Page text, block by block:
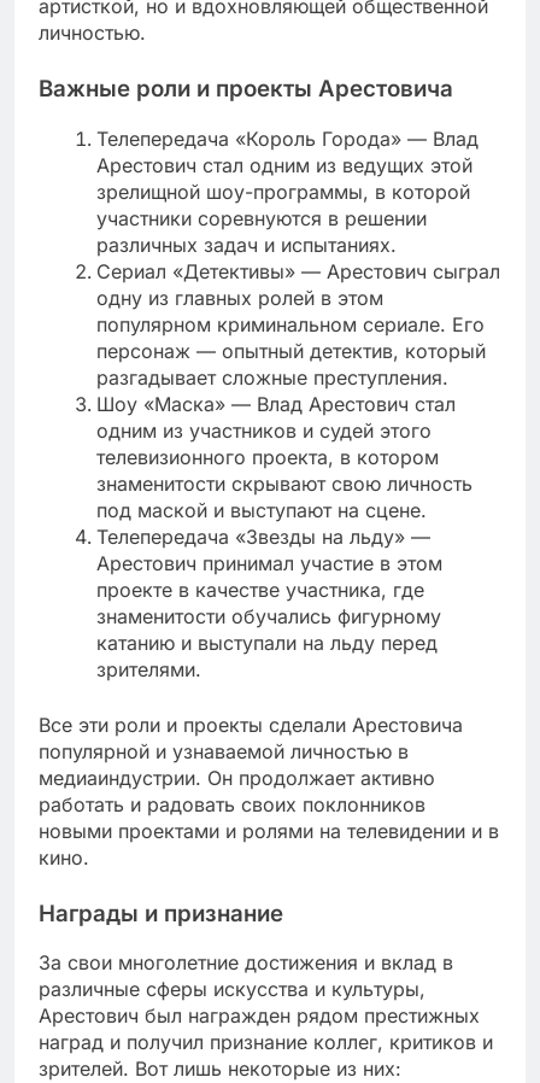
артисткой, но и вдохновляющей общественной
личностью.
Важные роли и проекты Арестовича
Телепередача «Король Города» — Влад
Арестович стал одним из ведущих этой
зрелищной шоу-программы, в которой
участники соревнуются в решении
различных задач и испытаниях.
Сериал «Детективы» — Арестович сыграл
одну из главных ролей в этом
популярном криминальном сериале. Его
персонаж — опытный детектив, который
разгадывает сложные преступления.
Шоу «Маска» — Влад Арестович стал
одним из участников и судей этого
телевизионного проекта, в котором
знаменитости скрывают свою личность
под маской и выступают на сцене.
Телепередача «Звезды на льду» —
Арестович принимал участие в этом
проекте в качестве участника, где
знаменитости обучались фигурному
катанию и выступали на льду перед
зрителями.
Все эти роли и проекты сделали Арестовича
популярной и узнаваемой личностью в
медиаиндустрии. Он продолжает активно
работать и радовать своих поклонников
новыми проектами и ролями на телевидении и в
кино.
Награды и признание
За свои многолетние достижения и вклад в
различные сферы искусства и культуры,
Арестович был награжден рядом престижных
наград и получил признание коллег, критиков и
зрителей. Вот лишь некоторые из них: